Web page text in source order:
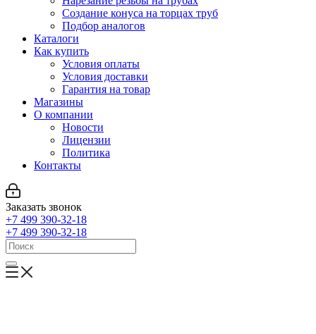
Создание конуса на торцах труб
Подбор аналогов
Каталоги
Как купить
Условия оплаты
Условия доставки
Гарантия на товар
Магазины
О компании
Новости
Лицензии
Политика
Контакты
Заказать звонок
+7 499 390-32-18
+7 499 390-32-18